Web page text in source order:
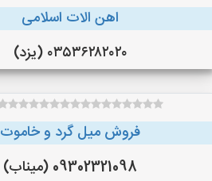
اهن الات اسلامی
۰۳۵۳۶۲۸۲۰۲۰ (یزد)
فروش میل گرد و خاموت
09302321098 (میناب)